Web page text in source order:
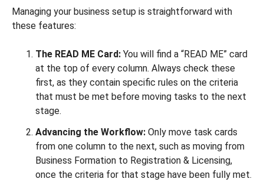
Managing your business setup is straightforward with
these features:
The READ ME Card: You will find a “READ ME” card
at the top of every column. Always check these
first, as they contain specific rules on the criteria
that must be met before moving tasks to the next
stage.
Advancing the Workflow: Only move task cards
from one column to the next, such as moving from
Business Formation to Registration & Licensing,
once the criteria for that stage have been fully met.